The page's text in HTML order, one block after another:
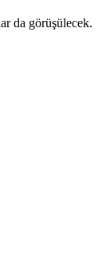
da görüşülecek.